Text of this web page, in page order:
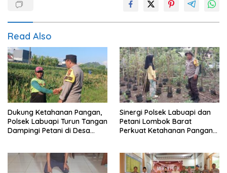
Read Also
Dukung Ketahanan Pangan,
Polsek Labuapi Turun Tangan
Dampingi Petani di Desa
Sinergi Polsek Labuapi dan
Petani Lombok Barat
Perkuat Ketahanan Pangan